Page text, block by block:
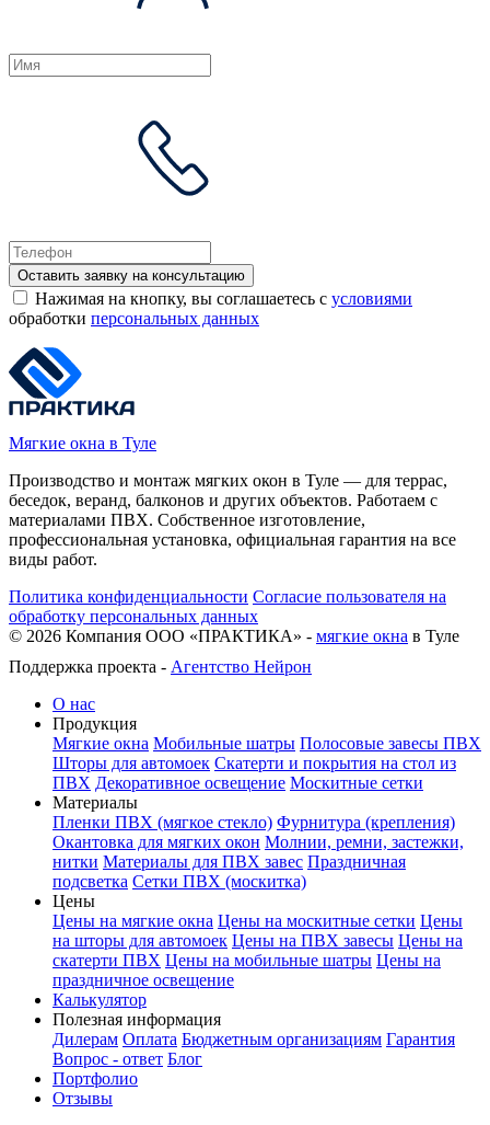
Оставить заявку на консультацию
Нажимая на кнопку, вы соглашаетесь с условиями
обработки персональных данных
Мягкие окна в Туле
Производство и монтаж мягких окон в Туле — для террас,
беседок, веранд, балконов и других объектов. Работаем с
материалами ПВХ. Собственное изготовление,
профессиональная установка, официальная гарантия на все
виды работ.
Политика конфиденциальности Согласие пользователя на
обработку персональных данных
© 2026 Компания ООО «ПРАКТИКА» - мягкие окна в Туле
Поддержка проекта - Агентство Нейрон
О нас
Продукция
Мягкие окна Мобильные шатры Полосовые завесы ПВХ
Шторы для автомоек Скатерти и покрытия на стол из
ПВХ Декоративное освещение Москитные сетки
Материалы
Пленки ПВХ (мягкое стекло) Фурнитура (крепления)
Окантовка для мягких окон Молнии, ремни, застежки,
нитки Материалы для ПВХ завес Праздничная
подсветка Сетки ПВХ (москитка)
Цены
Цены на мягкие окна Цены на москитные сетки Цены
на шторы для автомоек Цены на ПВХ завесы Цены на
скатерти ПВХ Цены на мобильные шатры Цены на
праздничное освещение
Калькулятор
Полезная информация
Дилерам Оплата Бюджетным организациям Гарантия
Вопрос - ответ Блог
Портфолио
Отзывы